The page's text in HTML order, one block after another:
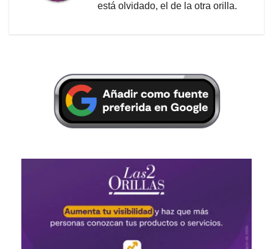
está olvidado, el de la otra orilla.